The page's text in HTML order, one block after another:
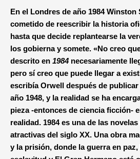
En el Londres de año 1984
cometido de reescribir la historia
hasta que decide replantearse la
los gobierna y somete. «No creo
descrito en 1984 necesariamente
pero sí creo que puede llegar a
escribía Orwell después de
año 1948, y la realidad se ha
pieza -entonces de ciencia ficción-
realidad. 1984 es una de las
atractivas del siglo XX. Una obra
y la prisión, donde la guerra en